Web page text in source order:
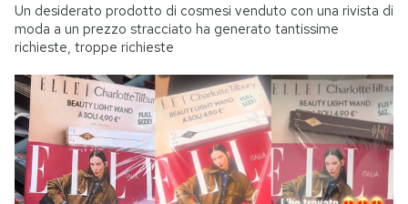
Un desiderato prodotto di cosmesi venduto con una rivista di
moda a un prezzo stracciato ha generato tantissime
richieste, troppe richieste